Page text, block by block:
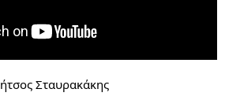
Σταυρακάκης